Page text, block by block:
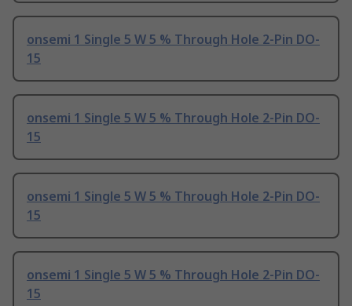
onsemi 1 Single 5 W 5 % Through Hole 2-Pin DO-
15
onsemi 1 Single 5 W 5 % Through Hole 2-Pin DO-
15
onsemi 1 Single 5 W 5 % Through Hole 2-Pin DO-
15
onsemi 1 Single 5 W 5 % Through Hole 2-Pin DO-
15